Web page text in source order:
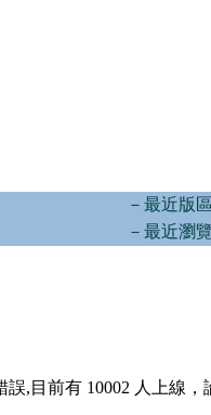
－最近版
－最近瀏
誤,目前有 10002 人上線